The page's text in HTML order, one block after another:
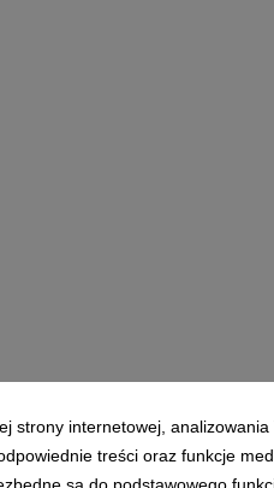
strony internetowej,
treści oraz funkcje